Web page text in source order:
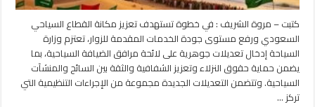
مغلقة
كتبت – مروة الشريف : في خطوة تستهدف تعزيز مكانة القطاع السياحي
السعودي ورفع مستوى جودة الخدمات المقدمة للزوار، تعتزم وزارة
السياحة إدخال تعديلات جوهرية على لائحة مرافق الضيافة السياحية، بما
يضمن حماية حقوق النزلاء وتعزيز الشفافية والثقة بين السائح والمنشآت
السياحية. وتتضمن التعديلات الجديدة مجموعة من الإجراءات التنظيمية التي
تركز …